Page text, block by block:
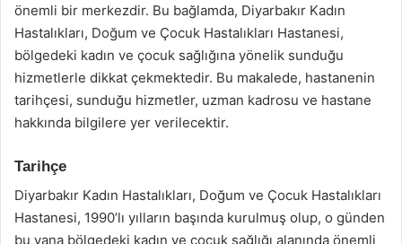
önemli bir merkezdir. Bu bağlamda, Diyarbakır Kadın
Hastalıkları, Doğum ve Çocuk Hastalıkları Hastanesi,
bölgedeki kadın ve çocuk sağlığına yönelik sunduğu
hizmetlerle dikkat çekmektedir. Bu makalede, hastanenin
tarihçesi, sunduğu hizmetler, uzman kadrosu ve hastane
hakkında bilgilere yer verilecektir.
Tarihçe
Diyarbakır Kadın Hastalıkları, Doğum ve Çocuk Hastalıkları
Hastanesi, 1990’lı yılların başında kurulmuş olup, o günden
bu yana bölgedeki kadın ve çocuk sağlığı alanında önemli